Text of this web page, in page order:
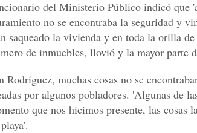
del Ministerio Público indicó que
no se encontraba la seguridad y
saqueado la vivienda y en toda la orilla de
de inmuebles, llovió y la mayor parte
Rodríguez, muchas cosas no se
por algunos pobladores. 'Algunas de
que nos hicimos presente, las cosas